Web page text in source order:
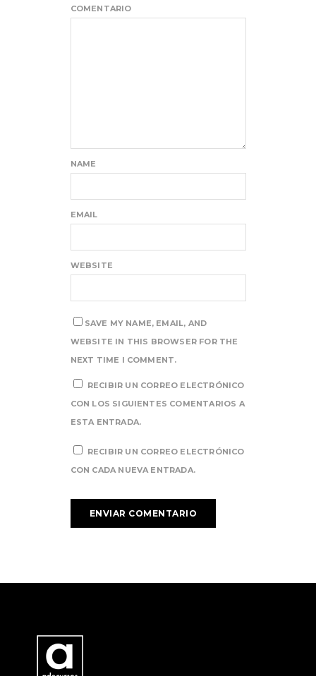
COMENTARIO
NAME
EMAIL
WEBSITE
SAVE MY NAME, EMAIL, AND
WEBSITE IN THIS BROWSER FOR THE
NEXT TIME I COMMENT.
RECIBIR UN CORREO ELECTRÓNICO
CON LOS SIGUIENTES COMENTARIOS A
ESTA ENTRADA.
RECIBIR UN CORREO ELECTRÓNICO
CON CADA NUEVA ENTRADA.